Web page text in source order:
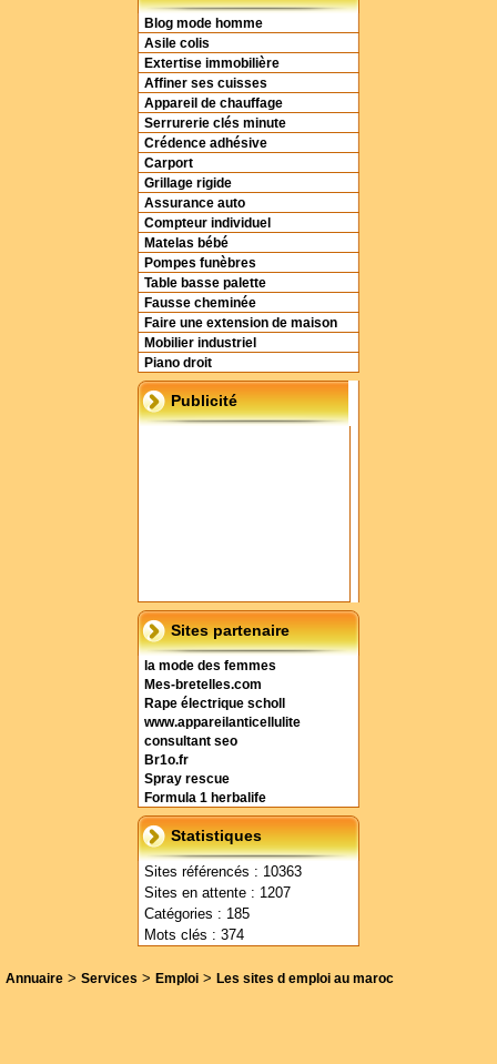
Blog mode homme
Asile colis
Extertise immobilière
Affiner ses cuisses
Appareil de chauffage
Serrurerie clés minute
Crédence adhésive
Carport
Grillage rigide
Assurance auto
Compteur individuel
Matelas bébé
Pompes funèbres
Table basse palette
Fausse cheminée
Faire une extension de maison
Mobilier industriel
Piano droit
Publicité
Sites partenaire
la mode des femmes
Mes-bretelles.com
Rape électrique scholl
www.appareilanticellulite
consultant seo
Br1o.fr
Spray rescue
Formula 1 herbalife
Statistiques
Sites référencés : 10363
Sites en attente : 1207
Catégories : 185
Mots clés : 374
Annuaire > Services > Emploi > Les sites d emploi au maroc